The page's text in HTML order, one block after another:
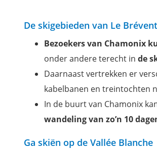
De skigebieden van Le
Bezoekers van Chamonix
onder andere terecht in de
Daarnaast vertrekken er
kabelbanen en treintochten
In de buurt van Chamonix
wandeling van zo’n 10
Ga skiën op de Vallée Blanche